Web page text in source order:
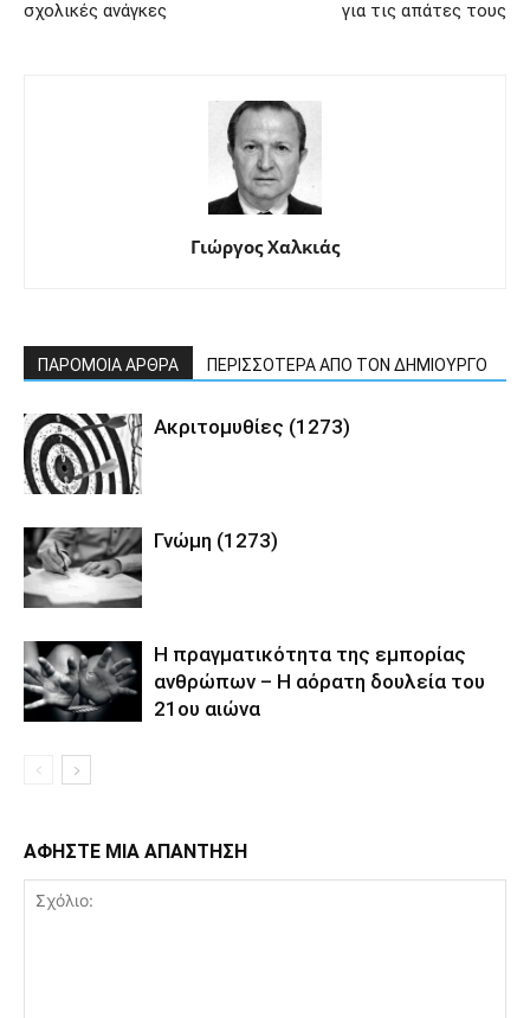
σχολικές ανάγκες
για τις απάτες τους
Γιώργος Χαλκιάς
ΠΑΡΟΜΟΙΑ ΑΡΘΡΑ ΠΕΡΙΣΣΟΤΕΡΑ ΑΠΟ ΤΟΝ ΔΗΜΙΟΥΡΓΟ
Ακριτομυθίες (1273)
Γνώμη (1273)
Η πραγματικότητα της εμπορίας
ανθρώπων – Η αόρατη δουλεία του
21ου αιώνα
ΑΦΗΣΤΕ ΜΙΑ ΑΠΑΝΤΗΣΗ